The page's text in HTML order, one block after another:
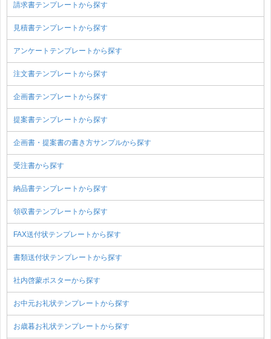
請求書テンプレートから探す
見積書テンプレートから探す
アンケートテンプレートから探す
注文書テンプレートから探す
企画書テンプレートから探す
提案書テンプレートから探す
企画書・提案書の書き方サンプルから探す
受注書から探す
納品書テンプレートから探す
領収書テンプレートから探す
FAX送付状テンプレートから探す
書類送付状テンプレートから探す
社内啓蒙ポスターから探す
お中元お礼状テンプレートから探す
お歳暮お礼状テンプレートから探す